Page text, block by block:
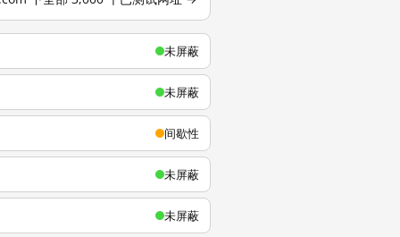
未屏蔽
未屏蔽
间歇性
未屏蔽
未屏蔽